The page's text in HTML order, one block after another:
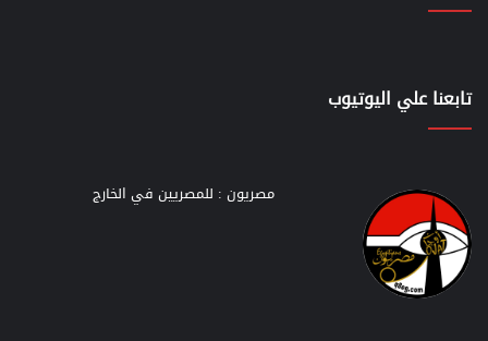
تابعنا علي اليوتيوب
مصريون : للمصريين في الخارج